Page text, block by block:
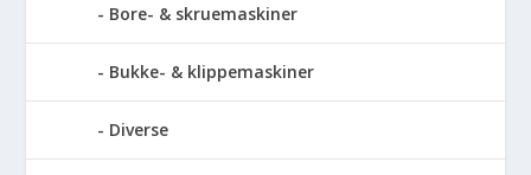
Bore- & skruemaskiner
Bukke- & klippemaskiner
Diverse